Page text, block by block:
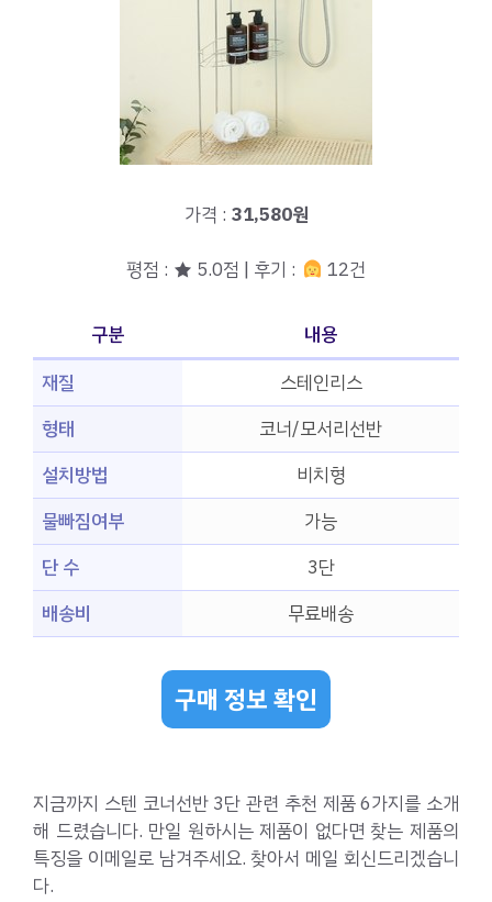
가격 : 31,580원
평점 : ★ 5.0점 | 후기 : 12건
구분
내용
재질
스테인리스
형태
코너/모서리선반
설치방법
비치형
물빠짐여부
가능
단 수
3단
배송비
무료배송
구매 정보 확인
지금까지 스텐 코너선반 3단 관련 추천 제품 6가지를 소개
해 드렸습니다. 만일 원하시는 제품이 없다면 찾는 제품의
특징을 이메일로 남겨주세요. 찾아서 메일 회신드리겠습니
다.